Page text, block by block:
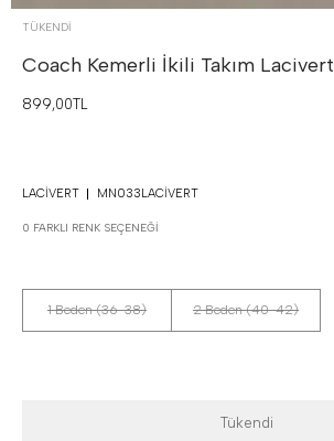
TÜKENDI
Coach Kemerli İkili Takım Lacivert
899,00TL
LACIVERT MN033LACIVERT
0 FARKLI RENK SEÇENEĞI
1 Beden (36-38) 2 Beden (40-42)
Tükendi